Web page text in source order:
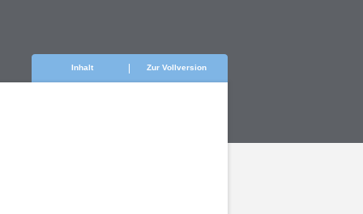
Zur Vollversion
Inhalt